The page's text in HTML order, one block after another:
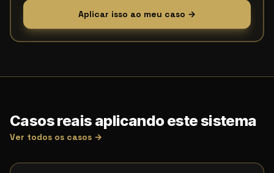
Aplicar isso ao meu caso →
Casos reais aplicando este sistema
Ver todos os casos →